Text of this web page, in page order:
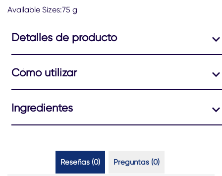
para
este
product
Available Sizes:75 g
Detalles de producto
Cómo utilizar
Ingredientes
Reseñas (0) Preguntas (0)